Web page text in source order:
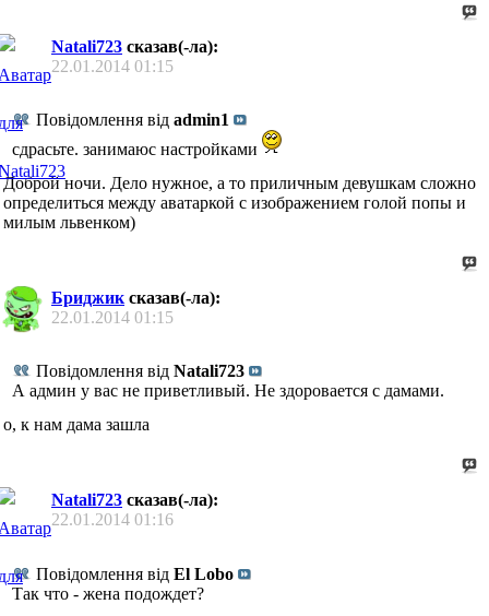
Natali723 сказав(-ла):
22.01.2014 01:15
Повідомлення від admin1
сдрасьте. занимаюс настройками
Доброй ночи. Дело нужное, а то приличным девушкам сложно
определиться между аватаркой с изображением голой попы и
милым львенком)
Бриджик сказав(-ла):
22.01.2014 01:15
Повідомлення від Natali723
А админ у вас не приветливый. Не здоровается с дамами.
о, к нам дама зашла
Natali723 сказав(-ла):
22.01.2014 01:16
Повідомлення від El Lobo
Так что - жена подождет?